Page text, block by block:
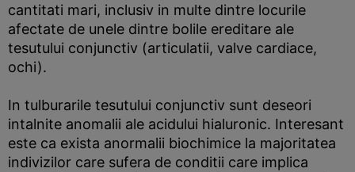
cantitati mari, inclusiv in multe dintre locurile
afectate de unele dintre bolile ereditare ale
tesutului conjunctiv (articulatii, valve cardiace,
ochi).
In tulburarile tesutului conjunctiv sunt deseori
intalnite anomalii ale acidului hialuronic. Interesant
este ca exista anormalii biochimice la majoritatea
indivizilor care sufera de conditii care implica